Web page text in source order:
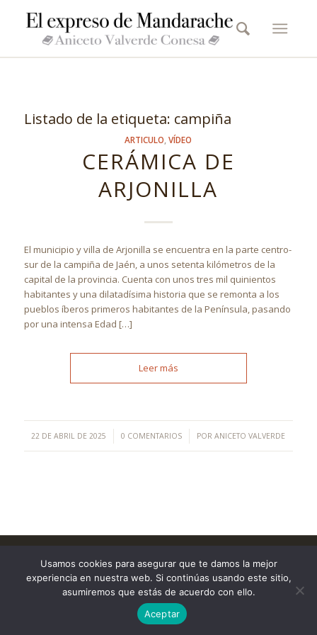
Listado de la etiqueta: campiña
ARTICULO ,VÍDEO
CERÁMICA DE
ARJONILLA
El municipio y villa de Arjonilla se encuentra en la parte centro-
sur de la campiña de Jaén, a unos setenta kilómetros de la
capital de la provincia. Cuenta con unos tres mil quinientos
habitantes y una dilatadísima historia que se remonta a los
pueblos íberos primeros habitantes de la Península, pasando
por una intensa Edad […]
Leer más
22 DE ABRIL DE 2025
/ 0 COMENTARIOS
/ PORANICETO VALVERDE
Telecomunicaciones
AVISO LEGAL
Usamos cookies para asegurar que te damos la mejor
experiencia en nuestra web. Si continúas usando este sitio,
asumiremos que estás de acuerdo con ello.
Aceptar